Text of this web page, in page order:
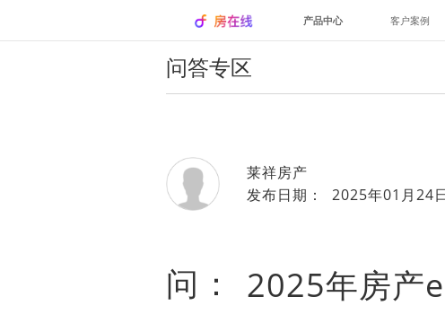
产品中心 客户案例
问答专区
莱祥房产
发布日期： 2025年01月24
问： 2025年房产